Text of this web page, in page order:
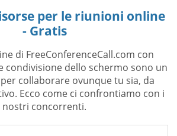
per le riunioni online
- Gratis
di FreeConferenceCall.com con
condivisione dello schermo sono un
collaborare ovunque tu sia, da
Ecco come ci confrontiamo con i
nostri concorrenti.